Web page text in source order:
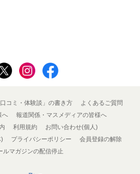
口コミ・体験談」の書き方
よくあるご質問
へ
報道関係・マスメディアの皆様へ
利用規約
お問い合わせ(個人)
)
プライバシーポリシー
会員登録の解除
ルマガジンの配信停止